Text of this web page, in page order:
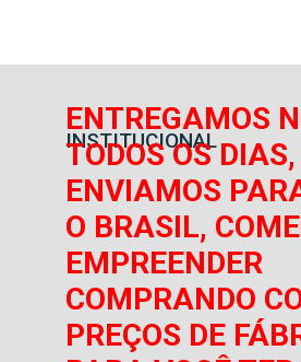
INSTITUCIONAL
ENTREGAMOS
TODOS OS DIAS,
ENVIAMOS
O BRASIL,
EMPREENDER
COMPRANDO
PREÇOS DE